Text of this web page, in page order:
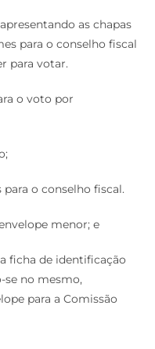
as chapas
para o conselho fiscal
para votar.
o voto por
o conselho fiscal.
menor; e
ficha de identificação
no mesmo,
para a Comissão